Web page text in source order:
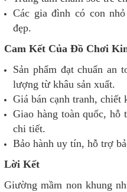
Các gia đình có con
đẹp.
Cam Kết Của Đồ Chơi
Sản phẩm đạt chuẩn an
lượng từ khâu sản xuất.
Giá bán cạnh tranh,
Giao hàng toàn quốc, hỗ
chi tiết.
Bảo hành uy tín, hỗ trợ
Lời Kết
Giường mầm non khung